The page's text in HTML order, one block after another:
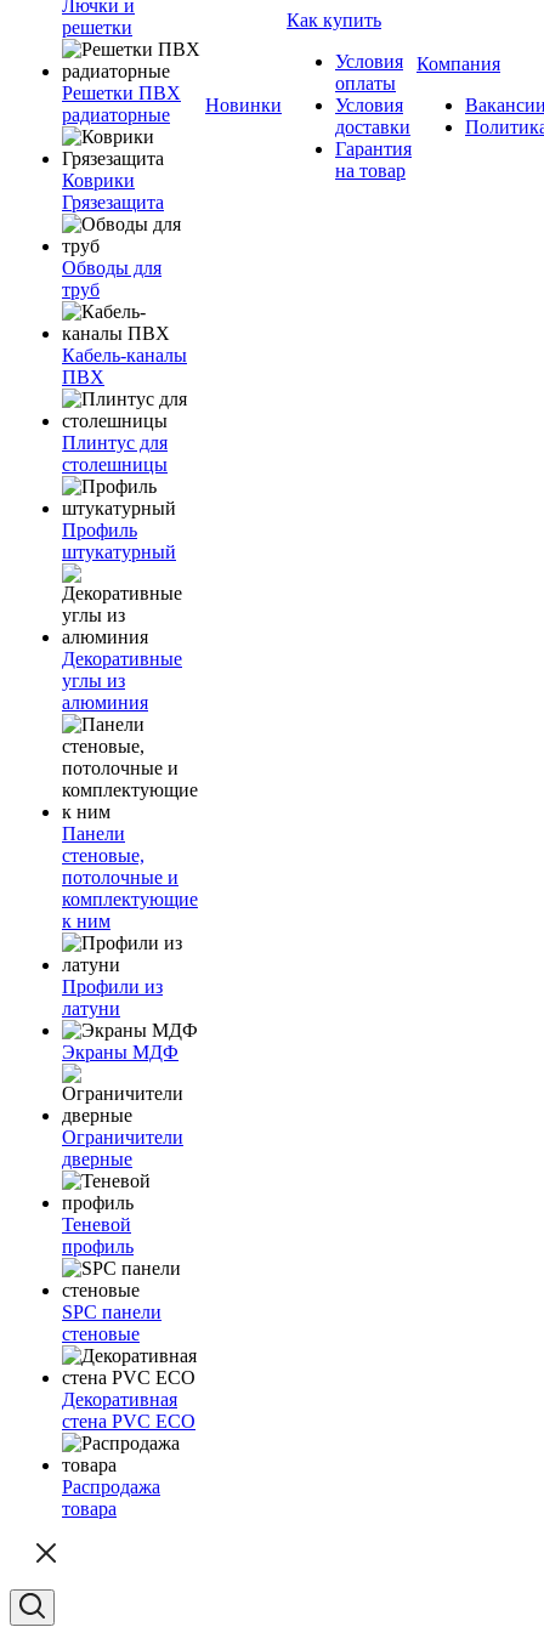
Лючки и
решетки
Решетки ПВХ
радиаторные
Коврики
Грязезащита
Обводы для
труб
Кабель-каналы
ПВХ
Плинтус для
столешницы
Профиль
штукатурный
Декоративные
углы из
алюминия
Панели
стеновые,
потолочные и
комплектующие
к ним
Профили из
латуни
Экраны МДФ
Ограничители
дверные
Теневой
профиль
SPC панели
стеновые
Декоративная
стена PVC ECO
Распродажа
товара
Новинки
Как купить
Условия
оплаты
Условия
доставки
Гарантия
на товар
Компания